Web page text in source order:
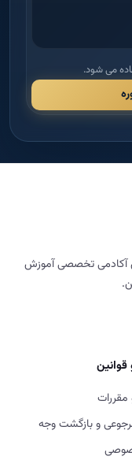
می شود.
آکادمی تخصصی آموزش
قوانین
مقررات
و بازگشت وجه